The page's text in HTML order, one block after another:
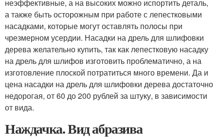
неэффективные, а на высоких можно испортить деталь,
а также быть осторожным при работе с лепестковыми
насадками, которые могут оставлять полосы при
чрезмерном усердии. Насадки на дрель для шлифовки
дерева желательно купить, так как лепестковую насадку
на дрель для шлифов изготовить проблематично, а на
изготовление плоской потратиться много времени. Да и
цена насадки на дрель для шлифовки дерева достаточно
недорогая, от 60 до 200 рублей за штуку, в зависимости
от вида.
Наждачка. Вид абразива